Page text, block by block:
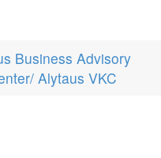
Business Advisory
Alytaus VKC